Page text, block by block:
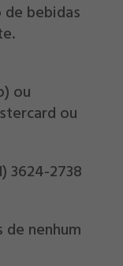
de bebidas
ou
ou
3624-2738
nenhum